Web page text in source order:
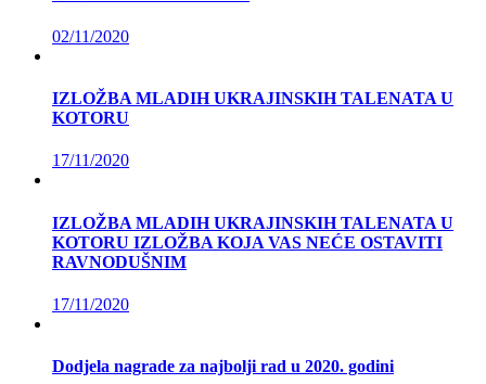
02/11/2020
IZLOŽBA MLADIH UKRAJINSKIH TALENATA U
KOTORU
17/11/2020
IZLOŽBA MLADIH UKRAJINSKIH TALENATA U
KOTORU IZLOŽBA KOJA VAS NEĆE OSTAVITI
RAVNODUŠNIM
17/11/2020
Dodjela nagrade za najbolji rad u 2020. godini